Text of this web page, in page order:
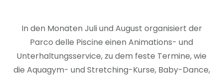
In den Monaten Juli und August organisiert der
Parco delle Piscine einen Animations- und
Unterhaltungsservice, zu dem feste Termine, wie
die Aquagym- und Stretching-Kurse, Baby-Dance,